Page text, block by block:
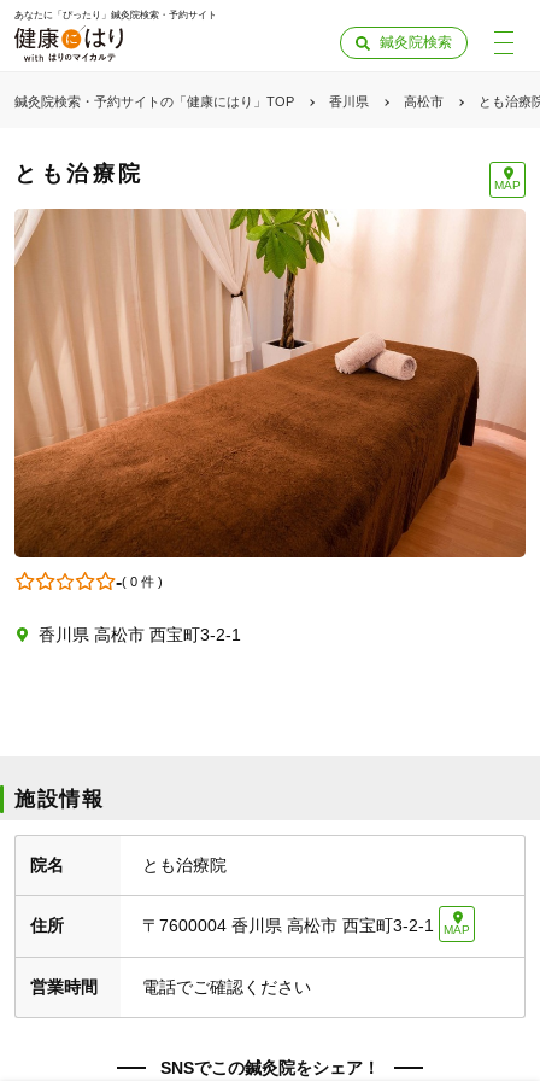
あなたに「ぴったり」鍼灸院検索・予約サイト
鍼灸院検索
鍼灸院検索・予約サイトの「健康にはり」TOP 香川県 高松市 とも治療
とも治療院 MAP
-( 0 件)
香川県 高松市 西宝町3-2-1
施設情報
院名 とも治療院
住所 〒7600004 香川県 高松市 西宝町3-2-1 MAP
営業時間 電話でご確認ください
SNSでこの鍼灸院をシェア！
「健康にはりを見た」